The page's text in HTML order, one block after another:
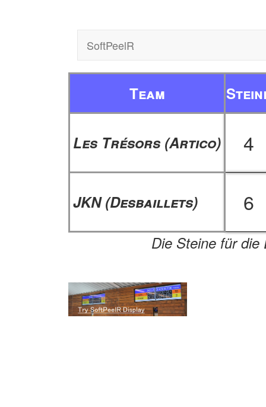
SoftPeelR
Team
Les Trésors (Artico) 4
JKN (Desbaillets) 6
Die Steine für die